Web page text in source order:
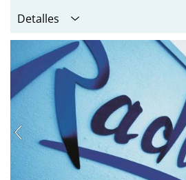
Detalles